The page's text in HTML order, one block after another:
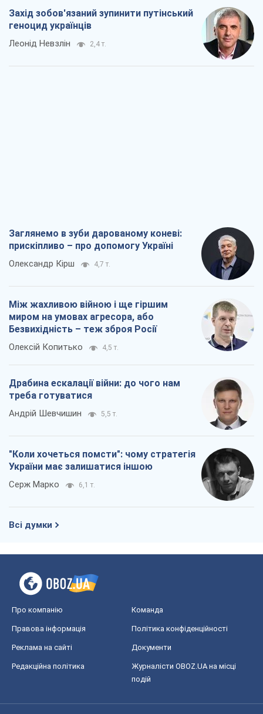
Захід зобов'язаний зупинити путінський
геноцид українців
Леонід Невзлін 2,4 т.
Заглянемо в зуби дарованому коневі:
прискіпливо – про допомогу Україні
Олександр Кірш 4,7 т.
Між жахливою війною і ще гіршим
миром на умовах агресора, або
Безвихідність – теж зброя Росії
Олексій Копитько 4,5 т.
Драбина ескалації війни: до чого нам
треба готуватися
Андрій Шевчишин 5,5 т.
"Коли хочеться помсти": чому стратегія
України має залишатися іншою
Серж Марко 6,1 т.
Всі думки
Про компанію Команда
Правова інформація Політика конфіденційності
Реклама на сайті Документи
Редакційна політика
Журналісти OBOZ.UA на місці
подій